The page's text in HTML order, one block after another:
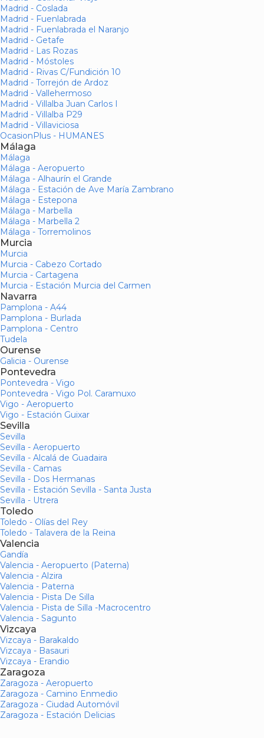
Madrid - Coslada
Madrid - Fuenlabrada
Madrid - Fuenlabrada el Naranjo
Madrid - Getafe
Madrid - Las Rozas
Madrid - Móstoles
Madrid - Rivas C/Fundición 10
Madrid - Torrejón de Ardoz
Madrid - Vallehermoso
Madrid - Villalba Juan Carlos I
Madrid - Villalba P29
Madrid - Villaviciosa
OcasionPlus - HUMANES
Málaga
Málaga
Málaga - Aeropuerto
Málaga - Alhaurín el Grande
Málaga - Estación de Ave María Zambrano
Málaga - Estepona
Málaga - Marbella
Málaga - Marbella 2
Málaga - Torremolinos
Murcia
Murcia
Murcia - Cabezo Cortado
Murcia - Cartagena
Murcia - Estación Murcia del Carmen
Navarra
Pamplona - A44
Pamplona - Burlada
Pamplona - Centro
Tudela
Ourense
Galicia - Ourense
Pontevedra
Pontevedra - Vigo
Pontevedra - Vigo Pol. Caramuxo
Vigo - Aeropuerto
Vigo - Estación Guixar
Sevilla
Sevilla
Sevilla - Aeropuerto
Sevilla - Alcalá de Guadaira
Sevilla - Camas
Sevilla - Dos Hermanas
Sevilla - Estación Sevilla - Santa Justa
Sevilla - Utrera
Toledo
Toledo - Olías del Rey
Toledo - Talavera de la Reina
Valencia
Gandía
Valencia - Aeropuerto (Paterna)
Valencia - Alzira
Valencia - Paterna
Valencia - Pista De Silla
Valencia - Pista de Silla -Macrocentro
Valencia - Sagunto
Vizcaya
Vizcaya - Barakaldo
Vizcaya - Basauri
Vizcaya - Erandio
Zaragoza
Zaragoza - Aeropuerto
Zaragoza - Camino Enmedio
Zaragoza - Ciudad Automóvil
Zaragoza - Estación Delicias